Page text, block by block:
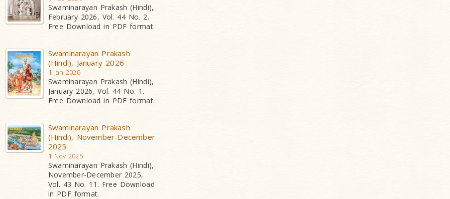
Swaminarayan Prakash (Hindi),
February 2026, Vol. 44 No. 2.
Free Download in PDF format.
Swaminarayan Prakash
(Hindi), January 2026
1 Jan 2026
Swaminarayan Prakash (Hindi),
January 2026, Vol. 44 No. 1.
Free Download in PDF format.
Swaminarayan Prakash
(Hindi), November-December
2025
1 Nov 2025
Swaminarayan Prakash (Hindi),
November-December 2025,
Vol. 43 No. 11. Free Download
in PDF format.